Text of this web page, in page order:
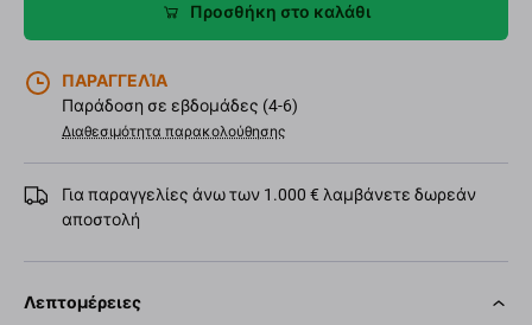
Προσθήκη στο καλάθι
ΠΑΡΑΓΓΕΛΊΑ
Παράδοση σε εβδομάδες (4-6)
Διαθεσιμότητα παρακολούθησης
Για παραγγελίες άνω των 1.000 € λαμβάνετε δωρεάν
αποστολή
Λεπτομέρειες